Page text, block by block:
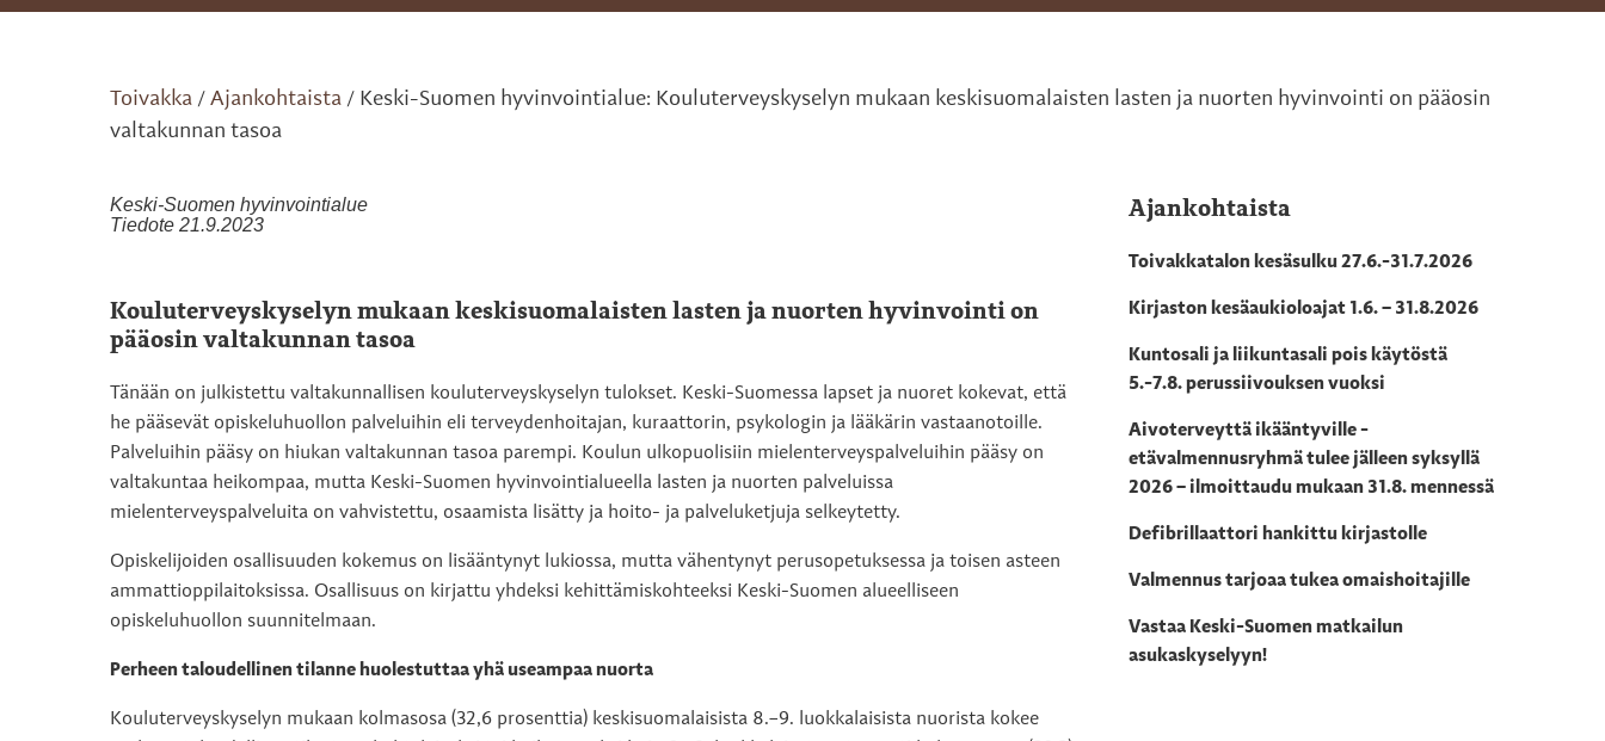
Toivakka / Ajankohtaista / Keski-Suomen hyvinvointialue: Kouluterveyskyselyn mukaan keskisuomalaisten lasten ja nuorten hyvinvointi on pääosin
valtakunnan tasoa
Keski-Suomen hyvinvointialue
Tiedote 21.9.2023
Kouluterveyskyselyn mukaan keskisuomalaisten lasten ja nuorten hyvinvointi on
pääosin valtakunnan tasoa
Tänään on julkistettu valtakunnallisen kouluterveyskyselyn tulokset. Keski-Suomessa lapset ja nuoret kokevat, että
he pääsevät opiskeluhuollon palveluihin eli terveydenhoitajan, kuraattorin, psykologin ja lääkärin vastaanotoille.
Palveluihin pääsy on hiukan valtakunnan tasoa parempi. Koulun ulkopuolisiin mielenterveyspalveluihin pääsy on
valtakuntaa heikompaa, mutta Keski-Suomen hyvinvointialueella lasten ja nuorten palveluissa
mielenterveyspalveluita on vahvistettu, osaamista lisätty ja hoito- ja palveluketjuja selkeytetty.
Opiskelijoiden osallisuuden kokemus on lisääntynyt lukiossa, mutta vähentynyt perusopetuksessa ja toisen asteen
ammattioppilaitoksissa. Osallisuus on kirjattu yhdeksi kehittämiskohteeksi Keski-Suomen alueelliseen
opiskeluhuollon suunnitelmaan.
Perheen taloudellinen tilanne huolestuttaa yhä useampaa nuorta
Kouluterveyskyselyn mukaan kolmasosa (32,6 prosenttia) keskisuomalaisista 8.–9. luokkalaisista nuorista kokee
Ajankohtaista
Toivakkatalon kesäsulku 27.6.-31.7.2026
Kirjaston kesäaukioloajat 1.6. – 31.8.2026
Kuntosali ja liikuntasali pois käytöstä
5.-7.8. perussiivouksen vuoksi
Aivoterveyttä ikääntyville -
etävalmennusryhmä tulee jälleen syksyllä
2026 – ilmoittaudu mukaan 31.8. mennessä
Defibrillaattori hankittu kirjastolle
Valmennus tarjoaa tukea omaishoitajille
Vastaa Keski-Suomen matkailun
asukaskyselyyn!